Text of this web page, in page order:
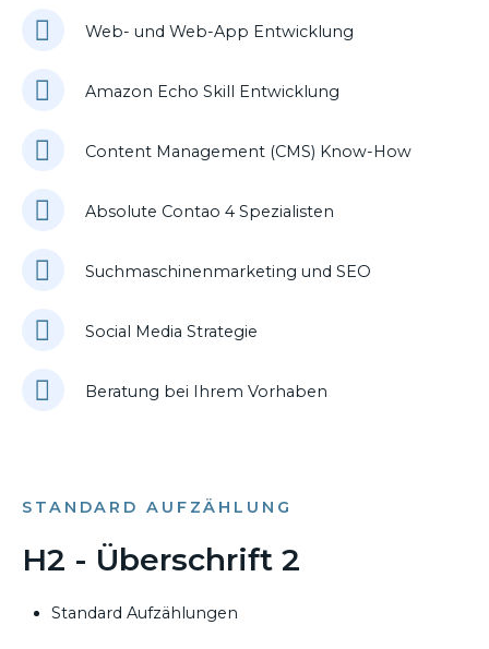
Web- und Web-App Entwicklung
Amazon Echo Skill Entwicklung
Content Management (CMS) Know-How
Absolute Contao 4 Spezialisten
Suchmaschinenmarketing und SEO
Social Media Strategie
Beratung bei Ihrem Vorhaben
STANDARD AUFZÄHLUNG
H2 - Überschrift 2
Standard Aufzählungen